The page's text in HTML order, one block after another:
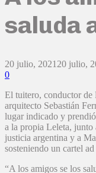
saluda
20 julio, 2021 20 julio,
0
El tuitero, conductor
arquitecto Sebastián
lugar indicado y
a la propia Leleta,
justicia argentina y a
sosteniendo un cartel
“A los amigos se los